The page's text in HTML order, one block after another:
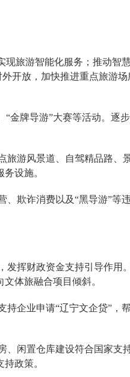
旅游智能化服务；推动智
开放，加快推进重点旅游场
牌导游”大赛等活动。逐
游风景道、自驾精品路、
设施。
欺诈消费以及“黑导游”等违
挥财政资金支持引导作用
体旅融合项目倾斜。
企业申请“辽宁文企贷”，
闲置仓库建设符合国家支
政策。